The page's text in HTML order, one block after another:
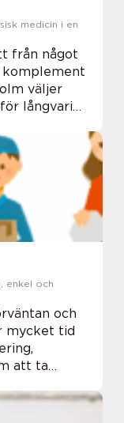
från något
väljer
långvarig
också
och
mycket tid
att ta
mycket